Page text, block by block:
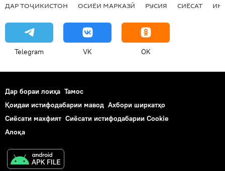
ДАР ТОҶИКИСТОН ОСИЁИ МАРКАЗӢ РУСИЯ СИЁСАТ
Telegram VK OK
Дар бораи лоиҳа Тамос
Қоидаи истифодабарии мавод Ахбори ширкатҳо
Сиёсати махфият Сиёсати истифодабарии Cookie
Алоқа